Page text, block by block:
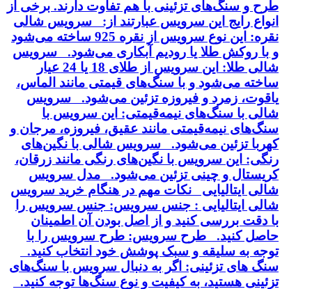
طرح و سنگ‌های تزئینی با هم تفاوت دارند. برخی از
انواع رایج این سرویس عبارتند از: سرویس شالی
نقره: این نوع سرویس از نقره 925 ساخته می‌شود
و با روکش طلا یا رودیم آبکاری می‌شود. سرویس
شالی طلا: این سرویس از طلای 18 یا 24 عیار
ساخته می‌شود و با سنگ‌های قیمتی مانند الماس،
یاقوت، زمرد و فیروزه تزئین می‌شود. سرویس
شالی با سنگ‌های نیمه‌قیمتی: این سرویس با
سنگ‌های نیمه‌قیمتی مانند عقیق، فیروزه، مرجان و
کهربا تزئین می‌شود. سرویس شالی با نگین‌های
رنگی: این سرویس با نگین‌های رنگی مانند زرقان،
کریستال و چینی تزئین می‌شود. مدل سرویس
شالی ایتالیایی نکات مهم در هنگام خرید سرویس
شالی ایتالیایی : جنس سرویس: جنس سرویس را
با دقت بررسی کنید و از اصل بودن آن اطمینان
حاصل کنید. طرح سرویس: طرح سرویس را با
توجه به سلیقه و سبک پوشش خود انتخاب کنید.
سنگ های تزئینی: اگر به دنبال سرویس با سنگ‌های
تزئینی هستید، به کیفیت و نوع سنگ‌ها توجه کنید.